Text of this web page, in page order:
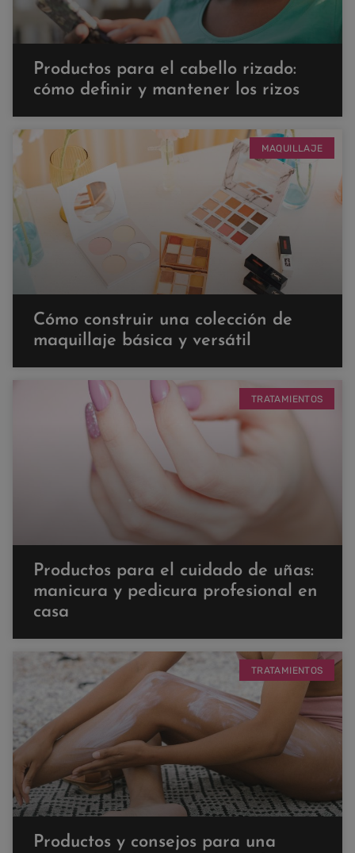
Productos para el cabello rizado:
cómo definir y mantener los rizos
MAQUILLAJE
Cómo construir una colección de
maquillaje básica y versátil
TRATAMIENTOS
Productos para el cuidado de uñas:
manicura y pedicura profesional en
casa
TRATAMIENTOS
Productos y consejos para una